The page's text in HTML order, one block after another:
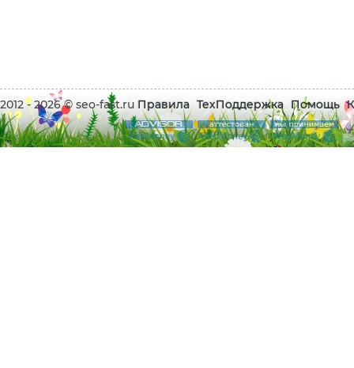
2012 - 2026 © seo-fast.ru Правила ТехПоддержка Помощь